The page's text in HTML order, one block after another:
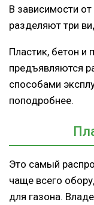
В зависимости
разделяют три
Пластик, бетон и
предъявляются
способами
поподробнее.
Это самый
чаще всего
для газона.